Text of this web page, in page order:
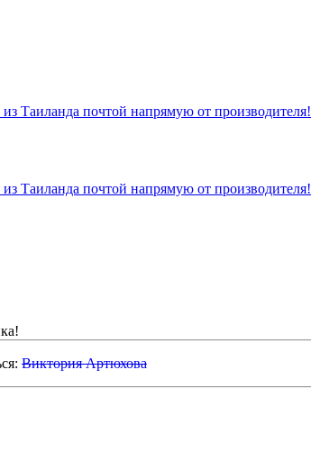
Таиланда почтой напрямую от производителя!
Таиланда почтой напрямую от производителя!
Виктория Артюхова